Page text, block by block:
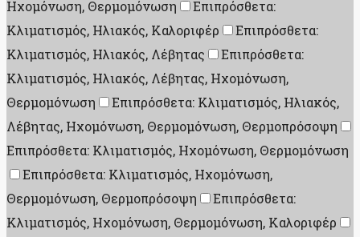
Ηχομόνωση, Θερμομόνωση
Επιπρόσθετα:
Κλιματισμός, Ηλιακός, Καλοριφέρ
Επιπρόσθετα:
Κλιματισμός, Ηλιακός, Λέβητας
Επιπρόσθετα:
Κλιματισμός, Ηλιακός, Λέβητας, Ηχομόνωση,
Θερμομόνωση
Επιπρόσθετα: Κλιματισμός, Ηλιακός,
Λέβητας, Ηχομόνωση, Θερμομόνωση, Θερμοπρόσοψη
Επιπρόσθετα: Κλιματισμός, Ηχομόνωση, Θερμομόνωση
Επιπρόσθετα: Κλιματισμός, Ηχομόνωση,
Θερμομόνωση, Θερμοπρόσοψη
Επιπρόσθετα:
Κλιματισμός, Ηχομόνωση, Θερμομόνωση, Καλοριφέρ